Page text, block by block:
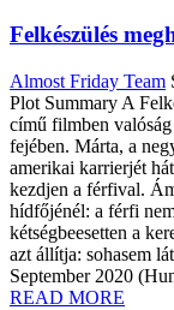
Felkészülés
Almost Friday Team
Plot Summary A
című filmben valóság
fejében. Márta, a
amerikai karrierjét
kezdjen a férfival.
hídfőjénél: a férfi
kétségbeesetten a
azt állítja: sohasem
September 2020
READ MORE